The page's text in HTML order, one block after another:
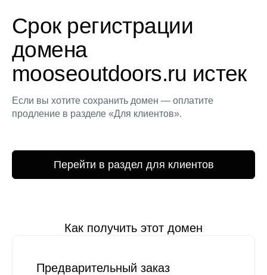
Срок регистрации
домена
mooseoutdoors.ru истек
Если вы хотите сохранить домен — оплатите
продление в разделе «Для клиентов».
Перейти в раздел для клиентов
Как получить этот домен
Предварительный заказ